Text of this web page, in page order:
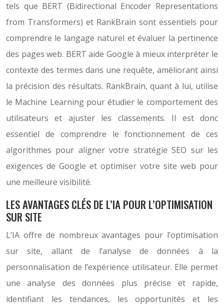
tels que BERT (Bidirectional Encoder Representations
from Transformers) et RankBrain sont essentiels pour
comprendre le langage naturel et évaluer la pertinence
des pages web. BERT aide Google à mieux interpréter le
contexte des termes dans une requête, améliorant ainsi
la précision des résultats. RankBrain, quant à lui, utilise
le Machine Learning pour étudier le comportement des
utilisateurs et ajuster les classements. Il est donc
essentiel de comprendre le fonctionnement de ces
algorithmes pour aligner votre stratégie SEO sur les
exigences de Google et optimiser votre site web pour
une meilleure visibilité.
LES AVANTAGES CLÉS DE L’IA POUR L’OPTIMISATION
SUR SITE
L’IA offre de nombreux avantages pour l’optimisation
sur site, allant de l’analyse de données à la
personnalisation de l’expérience utilisateur. Elle permet
une analyse des données plus précise et rapide,
identifiant les tendances, les opportunités et les